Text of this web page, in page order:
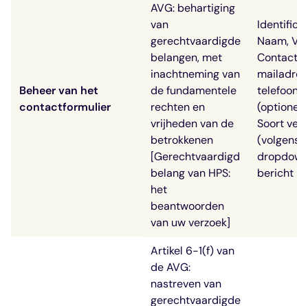
Beheer van het
contactformulier
AVG: behartiging
van
gerechtvaardigde
belangen, met
inachtneming van
de fundamentele
rechten en
vrijheden van de
betrokkenen
[Gerechtvaardigd
belang van HPS:
het
beantwoorden
van uw verzoek]
Naam,
Soort
(volgens
bericht
Artikel 6-1(f) van
de AVG:
nastreven van
gerechtvaardigde